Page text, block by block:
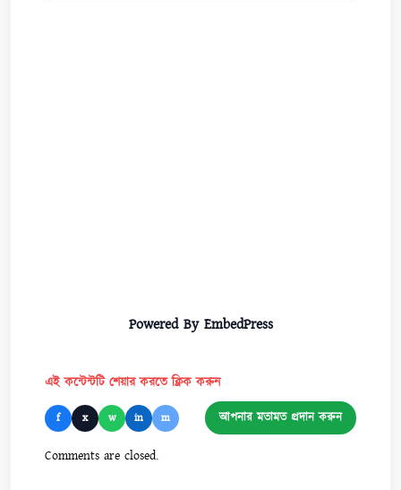
Powered By EmbedPress
এই কন্টেন্টটি শেয়ার করতে ক্লিক করুন
f x w in m আপনার মতামত প্রদান করুন
Comments are closed.